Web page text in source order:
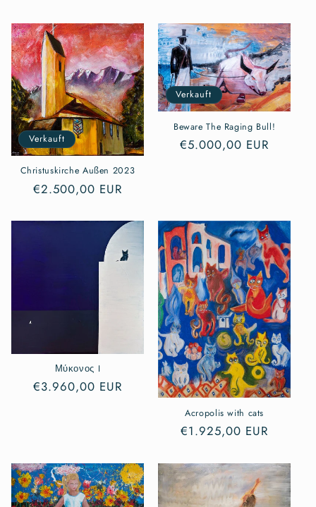
Verkauft
Christuskirche Außen 2023
Normaler
€2.500,00 EUR
Verkauft
Beware The Raging Bull!
Normaler
€5.000,00 EUR
Μύκονος I
Normaler
€3.960,00 EUR
Acropolis with cats
Normaler
€1.925,00 EUR